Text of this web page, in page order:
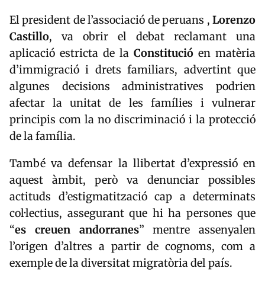
El president de l’associació de peruans , Lorenzo
Castillo, va obrir el debat reclamant una
aplicació estricta de la Constitució en matèria
d’immigració i drets familiars, advertint que
algunes decisions administratives podrien
afectar la unitat de les famílies i vulnerar
principis com la no discriminació i la protecció
de la família.
També va defensar la llibertat d’expressió en
aquest àmbit, però va denunciar possibles
actituds d’estigmatització cap a determinats
col·lectius, assegurant que hi ha persones que
“es creuen andorranes” mentre assenyalen
l’origen d’altres a partir de cognoms, com a
exemple de la diversitat migratòria del país.